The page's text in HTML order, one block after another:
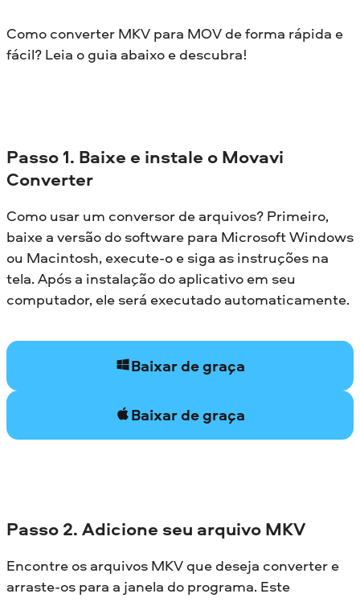
Como converter MKV para MOV de forma rápida e
fácil? Leia o guia abaixo e descubra!
Passo 1. Baixe e instale o Movavi
Converter
Como usar um conversor de arquivos? Primeiro,
baixe a versão do software para Microsoft Windows
ou Macintosh, execute-o e siga as instruções na
tela. Após a instalação do aplicativo em seu
computador, ele será executado automaticamente.
Baixar de graça
Baixar de graça
Passo 2. Adicione seu arquivo MKV
Encontre os arquivos MKV que deseja converter e
arraste-os para a janela do programa. Este